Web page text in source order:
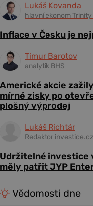
Lukáš Kovanda
hlavní ekonom Trinity
Inflace v Česku je
Timur Barotov
analytik BHS
Americké akcie
mírné zisky po
plošný výprodej
Lukáš Richtár
Redaktor investice.cz
Udržitelné investice
měly patřit JYP
Vědomosti dne